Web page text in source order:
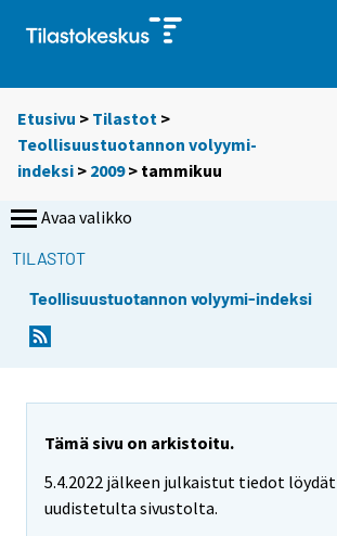
Etusivu > Tilastot >
Teollisuustuotannon volyymi-
indeksi > 2009> tammikuu
Avaa valikko
TILASTOT
Teollisuustuotannon volyymi-indeksi
Tämä sivu on arkistoitu.
5.4.2022 jälkeen julkaistut tiedot löydät
uudistetulta sivustolta.